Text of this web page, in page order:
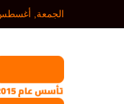
الجمعة, أغسطس 7